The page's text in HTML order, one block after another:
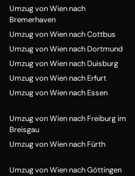
Umzug von Wien nach
Bremerhaven
Umzug von Wien nach Cottbus
Umzug von Wien nach Dortmund
Umzug von Wien nach Duisburg
Umzug von Wien nach Erfurt
Umzug von Wien nach Essen
Umzug von Wien nach Freiburg im
Breisgau
Umzug von Wien nach Fürth
Umzug von Wien nach Göttingen